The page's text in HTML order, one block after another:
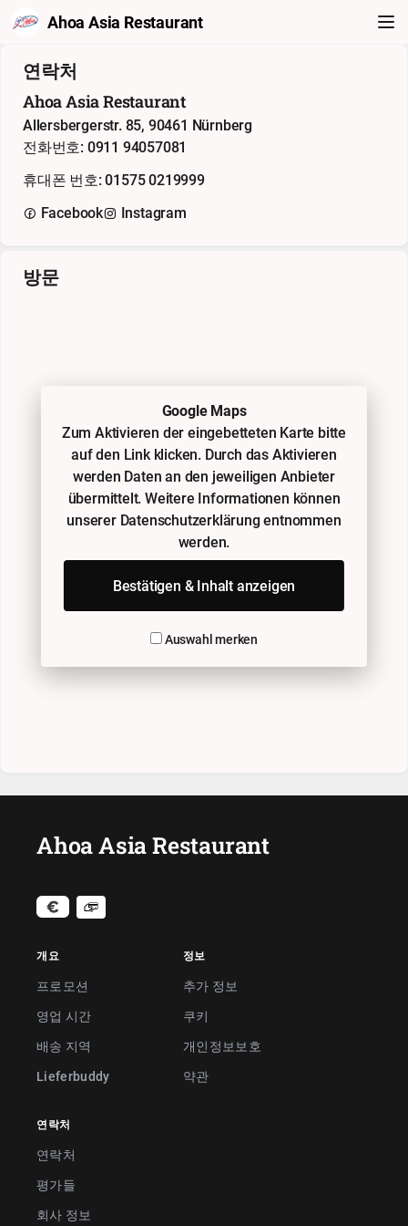
Ahoa Asia Restaurant
연락처
Ahoa Asia Restaurant
Allersbergerstr. 85, 90461 Nürnberg
전화번호: 0911 94057081
휴대폰 번호: 01575 0219999
Facebook
Instagram
방문
Google Maps
Zum Aktivieren der eingebetteten Karte bitte
auf den Link klicken. Durch das Aktivieren
werden Daten an den jeweiligen Anbieter
übermittelt. Weitere Informationen können
unserer Datenschutzerklärung entnommen
werden.
Bestätigen & Inhalt anzeigen
Auswahl merken
Ahoa Asia Restaurant
개요
프로모션
영업 시간
배송 지역
Lieferbuddy
정보
추가 정보
쿠키
개인정보보호
약관
연락처
연락처
평가들
회사 정보